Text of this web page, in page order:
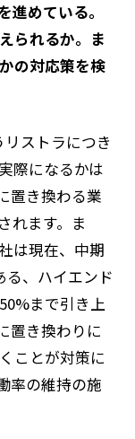
進めている。
られるか。ま
の対応策を検
ストラにつき
際になるかは
置き換わる業
れます。ま
は現在、中期
る、ハイエンド
まで引き上
置き換わりに
ことが対策に
率の維持の施